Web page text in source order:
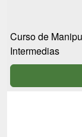
Curso de
Intermedias